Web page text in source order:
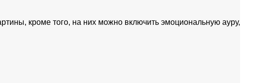
кроме того, на них можно включить эмоциональную ауру,